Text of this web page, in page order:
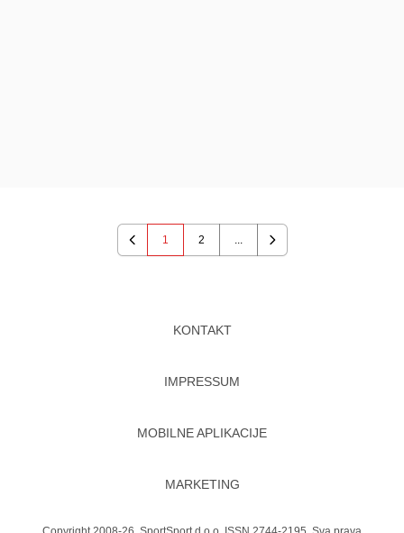
Previous
1 2 ...
Next
KONTAKT
IMPRESSUM
MOBILNE APLIKACIJE
MARKETING